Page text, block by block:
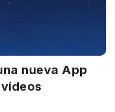
nueva App